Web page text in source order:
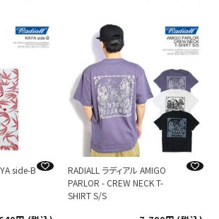
side-B
RADIALL ラディアル AMIGO
PARLOR - CREW NECK T-
SHIRT S/S